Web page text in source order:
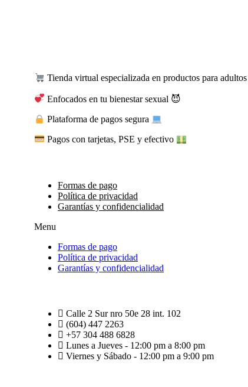
Tienda virtual especializada en productos para
Enfocados en tu bienestar sexual 😈
Plataforma de pagos segura
Pagos con tarjetas, PSE y efectivo
Formas de pago
Política de privacidad
Garantías y confidencialidad
Menu
Formas de pago
Política de privacidad
Garantías y confidencialidad
Calle 2 Sur nro 50e 28 int. 102
(604) 447 2263
+57 304 488 6828
Lunes a Jueves - 12:00 pm a 8:00 pm
Viernes y Sábado - 12:00 pm a 9:00 pm